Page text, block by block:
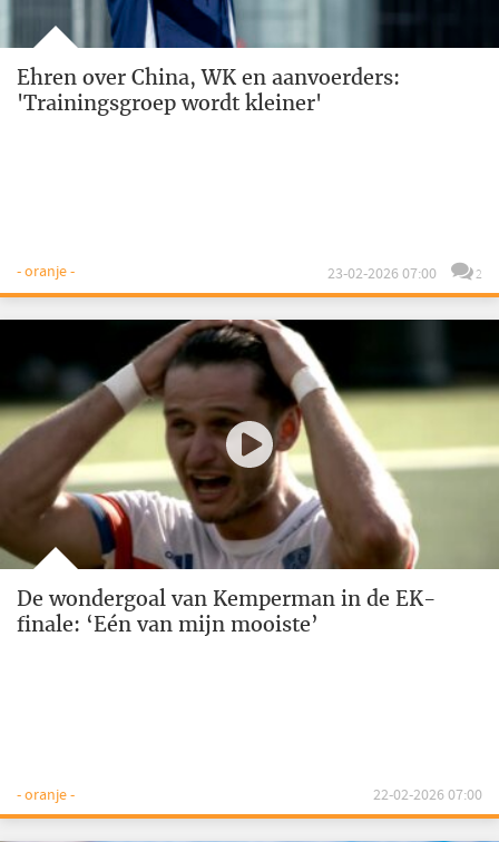
Ehren over China, WK en aanvoerders:
'Trainingsgroep wordt kleiner'
- oranje - 23-02-2026 07:00 2
De wondergoal van Kemperman in de EK-
finale: ‘Eén van mijn mooiste’
- oranje - 22-02-2026 07:00